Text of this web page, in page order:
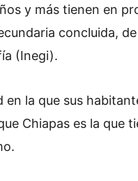
y más tienen en
concluida,
(Inegi).
en la que sus
Chiapas es la que